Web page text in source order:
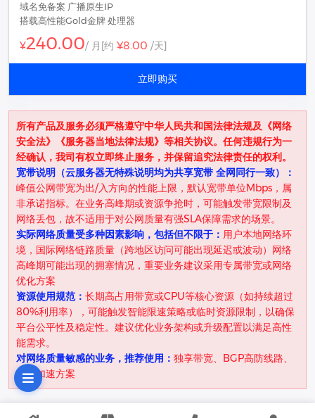
域名免备案 广播原生IP
搭载高性能Gold金牌 处理器
¥240.00/ 月 [约 ¥8.00 /天]
立即购买
所有产品及服务必须严格遵守中华人民共和国法律法规及《网络
安全法》《服务器当地法律法规》等相关协议。任何违规行为一
经确认，我司有权立即终止服务，并保留追究法律责任的权利。
宽带说明（云服务器无特殊说明均为共享宽带 全网同行一致）：
峰值公网带宽为出/入方向的性能上限，默认宽带单位Mbps，属
非承诺指标。在业务高峰期或资源争抢时，可能触发带宽限制及
网络丢包，故不适用于对公网质量有强SLA保障需求的场景。
实际网络质量受多种因素影响，包括但不限于： 用户本地网络环
境，国际网络链路质量（跨地区访问可能出现延迟或波动）网络
高峰期可能出现的拥塞情况，重要业务建议采用专属带宽或网络
优化方案
资源使用规范： 长期高占用带宽或CPU等核心资源（如持续超过
80%利用率），可能触发智能限速策略或临时资源限制，以确保
平台公平性及稳定性。建议优化业务架构或升级配置以满足高性
能需求。
对网络质量敏感的业务，推荐使用： 独享带宽、BGP高防线路、
全球加速方案